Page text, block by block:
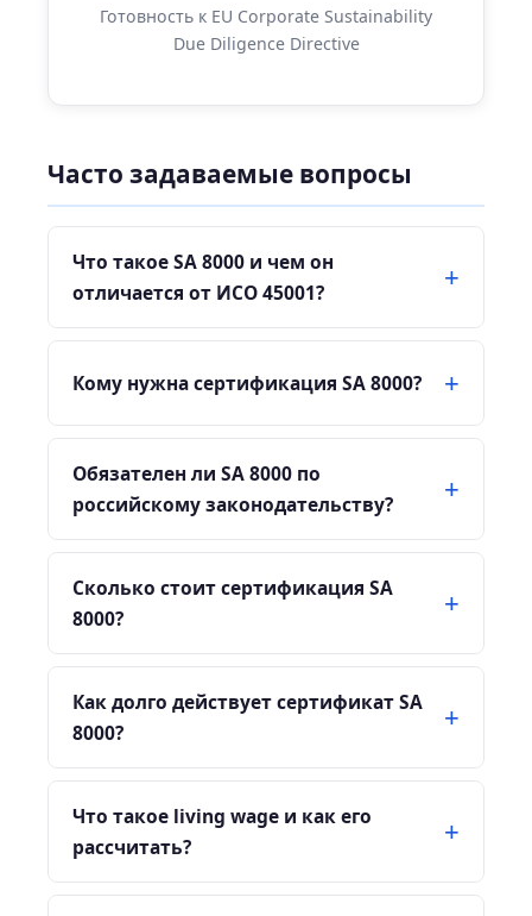
Готовность к EU Corporate Sustainability
Due Diligence Directive
Часто задаваемые вопросы
Что такое SA 8000 и чем он
отличается от ИСО 45001?
Кому нужна сертификация SA 8000?
Обязателен ли SA 8000 по
российскому законодательству?
Сколько стоит сертификация SA
8000?
Как долго действует сертификат SA
8000?
Что такое living wage и как его
рассчитать?